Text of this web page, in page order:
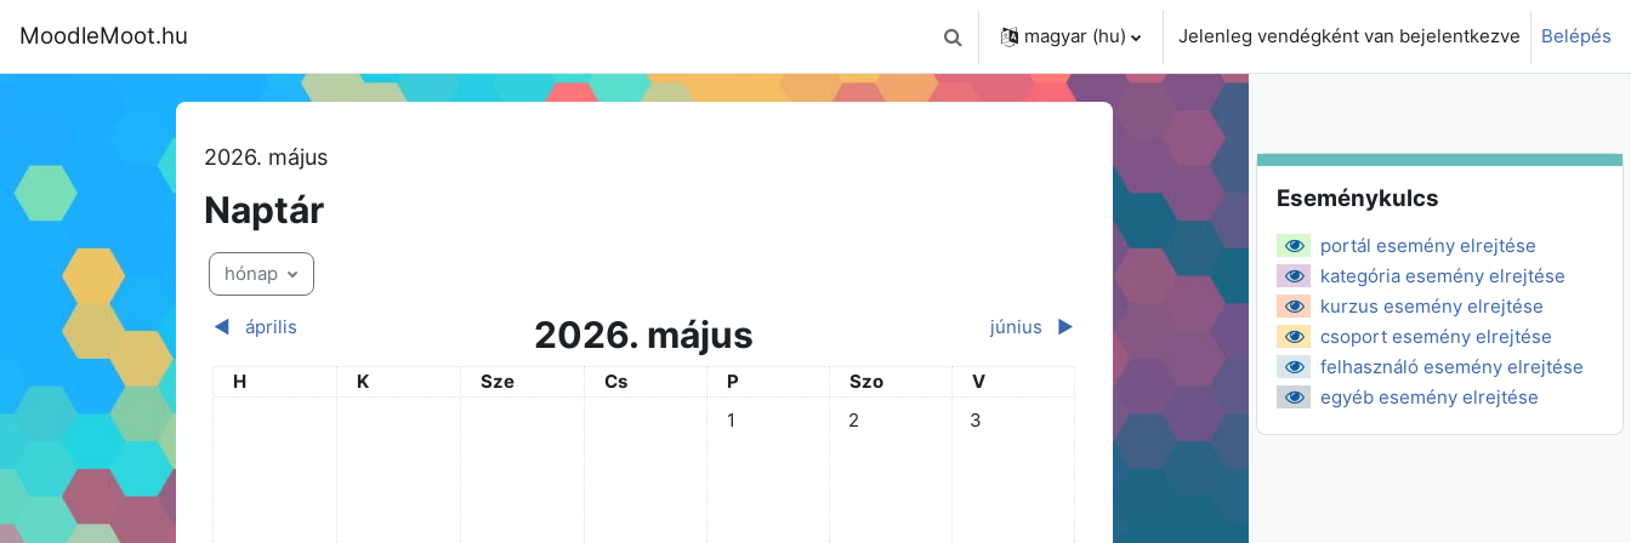
MoodleMoot.hu Keresési bemeneti adatok váltása
magyar ‎(hu)‎ Jelenleg vendégként van bejelentkezve Belépés
Eseménykulcs kihagyása
Eseménykulcs
portál esemény elrejtése
kategória esemény elrejtése
kurzus esemény elrejtése
csoport esemény elrejtése
felhasználó esemény elrejtése
egyéb esemény elrejtése
2026. május
Naptár
hónap
◀︎ április 2026. május június ▶︎
Hétfő
H Kedd
K Szerda
Sze Csütörtök
Cs Péntek
P Szombat
Szo Vasárnap
V
Nincs esemény, május, 1., péntek
1 Nincs esemény, május, 2., szombat
2 Nincs esemény, május, 3., vasárnap
3